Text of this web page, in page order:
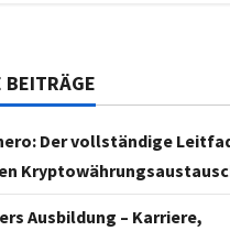
BEITRÄGE
Der vollständige
Ausbildung – Karriere,